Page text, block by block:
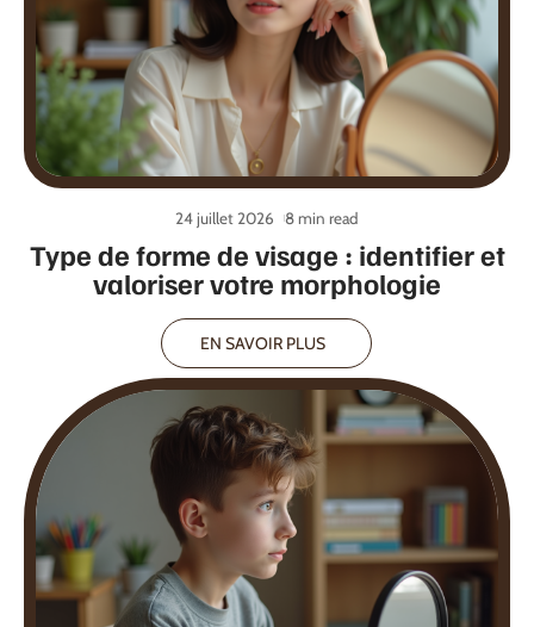
Type de forme de visage : identifier et
valoriser votre morphologie
24 juillet 2026 8 min read
EN SAVOIR PLUS